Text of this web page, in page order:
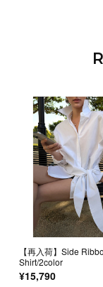
【再入荷】Side
Shirt/2color
¥15,790